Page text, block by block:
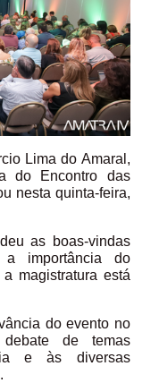
Lima do Amaral,
do Encontro das
nesta quinta-feira,
as boas-vindas
a importância do
magistratura está
do evento no
de temas
e às diversas